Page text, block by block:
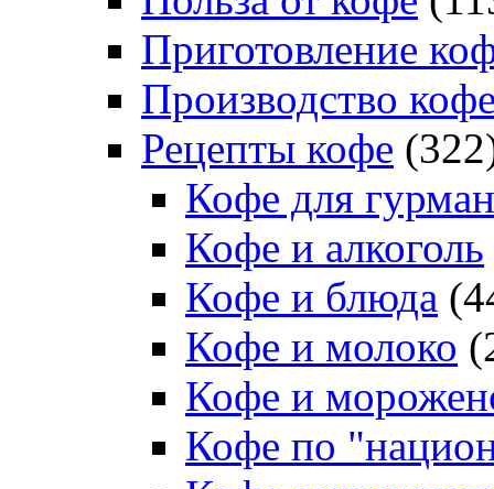
Приготовление
Производство
Рецепты кофе
Кофе для
Кофе и алкоголь
Кофе и блюда
Кофе и молоко
Кофе и
Кофе по